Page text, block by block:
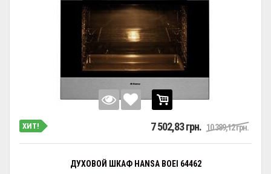
ХИТ! 7 502,83 грн. 10 389,12 грн.
ДУХОВОЙ ШКАФ HANSA BOEI 64462